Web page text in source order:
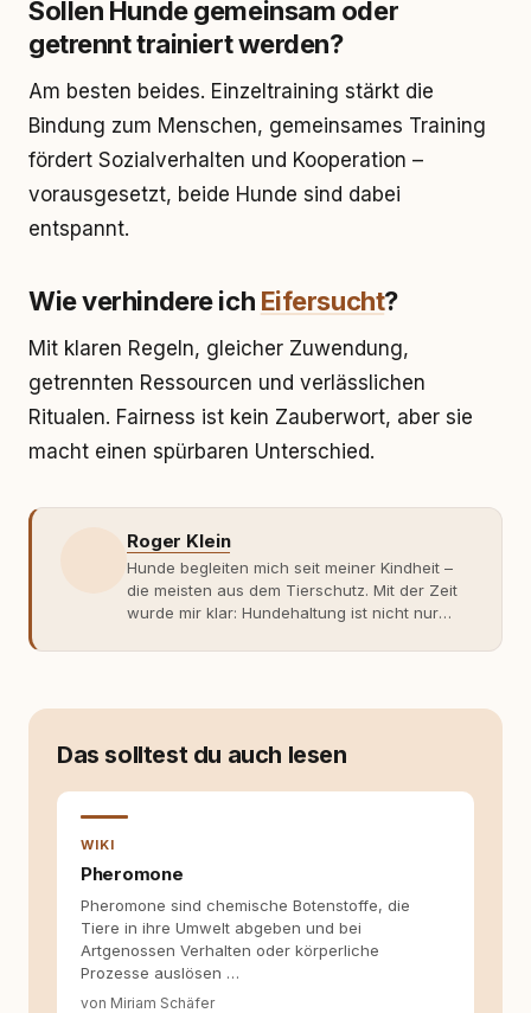
Sollen Hunde gemeinsam oder
getrennt trainiert werden?
Am besten beides. Einzeltraining stärkt die
Bindung zum Menschen, gemeinsames Training
fördert Sozialverhalten und Kooperation –
vorausgesetzt, beide Hunde sind dabei
entspannt.
Wie verhindere ich Eifersucht?
Mit klaren Regeln, gleicher Zuwendung,
getrennten Ressourcen und verlässlichen
Ritualen. Fairness ist kein Zauberwort, aber sie
macht einen spürbaren Unterschied.
Roger Klein
Hunde begleiten mich seit meiner Kindheit –
die meisten aus dem Tierschutz. Mit der Zeit
wurde mir klar: Hundehaltung ist nicht nur
Fachwissen. Der Wendepunkt kam mit meinem
moderner Hundeerziehung
entsteht echte Bindung dort, wo Verständnis
Wissen ersetzt – nicht umgekehrt. Aus dieser
Hundehalter:innen in Deutschland, Österreich
und der Schweiz. Meine Überzeugung:
Tierschutz beginnt mit Wissen. Wer seinen
Hund versteht, trifft bessere Entscheidungen –
für ein Zusammenleben, das beiden guttut.
Das solltest du auch lesen
WIKI
Pheromone
Pheromone sind chemische Botenstoffe, die
Tiere in ihre Umwelt abgeben und bei
Artgenossen Verhalten oder körperliche
Prozesse auslösen …
von Miriam Schäfer